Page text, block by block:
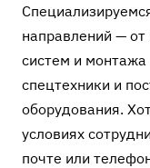
направлений —
систем и
спецтехники и
оборудования.
условиях
почте или